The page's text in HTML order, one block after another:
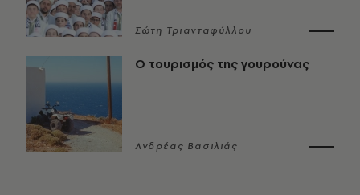
Σώτη Τριανταφύλλου
Ο τουρισμός της γουρούνας
Ανδρέας Βασιλιάς